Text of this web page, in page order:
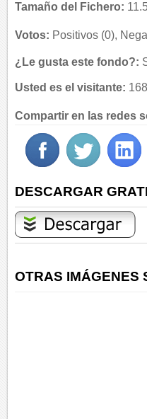
Tamaño del Fichero:
Votos: Positivos (0),
¿Le gusta este fondo?:
Usted es el visitante:
Compartir en las redes
DESCARGAR
OTRAS IMÁGENES